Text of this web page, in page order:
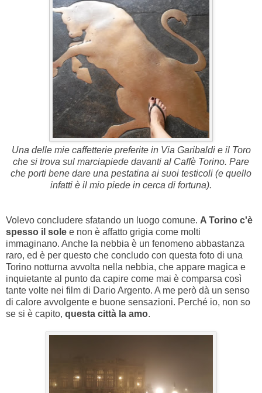
Una delle mie caffetterie preferite in Via Garibaldi e il Toro
che si trova sul marciapiede davanti al Caffè Torino. Pare
che porti bene dare una pestatina ai suoi testicoli (e quello
infatti è il mio piede in cerca di fortuna).
Volevo concludere sfatando un luogo comune. A Torino c'è
spesso il sole e non è affatto grigia come molti
immaginano. Anche la nebbia è un fenomeno abbastanza
raro, ed è per questo che concludo con questa foto di una
Torino notturna avvolta nella nebbia, che appare magica e
inquietante al punto da capire come mai è comparsa così
tante volte nei film di Dario Argento. A me però dà un senso
di calore avvolgente e buone sensazioni. Perché io, non so
se si è capito, questa città la amo.